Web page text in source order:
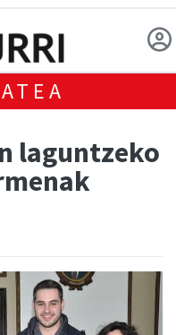
laguntzeko